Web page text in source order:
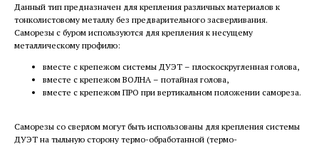
Данный тип предназначен для крепления различных материалов к
тонколистовому металлу без предварительного засверливания.
Саморезы с буром используются для крепления к несущему
металлическому профилю:
вместе с крепежом системы ДУЭТ – плоскоскругленная голова,
вместе с крепежом ВОЛНА – потайная голова,
вместе с крепежом ПРО при вертикальном положении самореза.
Саморезы со сверлом могут быть использованы для крепления системы
ДУЭТ на тыльную сторону термо-обработанной (термо-